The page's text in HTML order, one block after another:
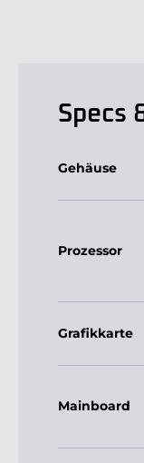
Specs
Gehäuse
Prozessor
Grafikkarte
Mainboard